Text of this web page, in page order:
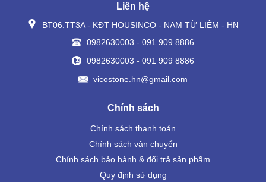
Liên hệ
BT06.TT3A - KĐT HOUSINCO - NAM TỪ LIÊM - HN
0982630003 - 091 909 8886
0982630003 - 091 909 8886
vicostone.hn@gmail.com
Chính sách
Chính sách thanh toán
Chính sách vận chuyển
Chính sách bảo hành & đổi trả sản phẩm
Quy định sử dụng